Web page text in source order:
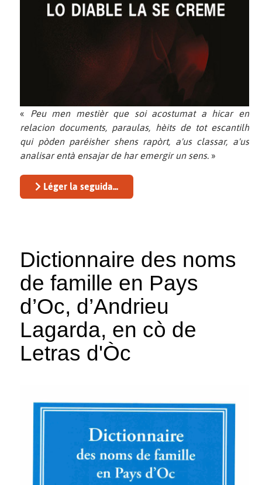
« Peu men mestièr que soi acostumat a hicar en
relacion documents, paraulas, hèits de tot escantilh
qui pòden paréisher shens rapòrt, a'us classar, a'us
analisar entà ensajar de har emergir un sens. »
Léger la seguida...
Dictionnaire des noms
de famille en Pays
d’Oc, d’Andrieu
Lagarda, en cò de
Letras d'Òc